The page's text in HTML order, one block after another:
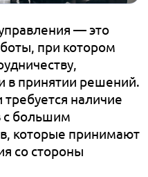
— это
при котором
в принятии решений.
наличие
с большим
которые принимают
со стороны